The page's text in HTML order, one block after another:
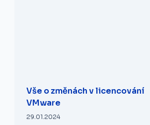
Vše o změnách v licencování
VMware
29.01.2024